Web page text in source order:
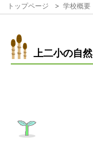
トップページ > 学校概要
上二小の自然